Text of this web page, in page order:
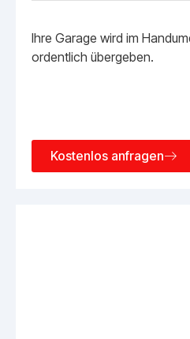
Ihre Garage wird im
ordentlich übergeben.
Kostenlos anfragen